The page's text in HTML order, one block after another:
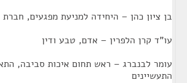
בן ציון כהן – היחידה למניעת מפגעים,
עו"ד קרן הלפרין – אדם, טבע ודין
עומר לבנברג – ראש תחום איכות סביבה,
התעשיינים